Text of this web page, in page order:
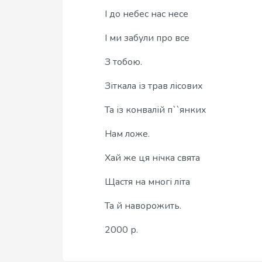
І до небес нас несе
І ми забули про все
З тобою.
Зіткала із трав лісових
Та із конвалій п``янких
Нам ложе.
Хай же ця нічка свята
Щастя на многі літа
Та й наворожить.
2000 р.